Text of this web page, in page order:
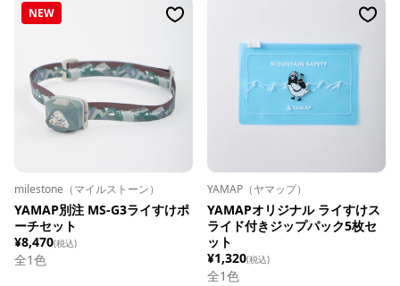
NEW
milestone（マイルストーン）
YAMAP別注 MS-G3ライすけポ
ーチセット
¥8,470(税込)
全1色
YAMAP（ヤマップ）
YAMAPオリジナル ライすけス
ライド付きジップパック5枚セ
ット
¥1,320(税込)
全1色